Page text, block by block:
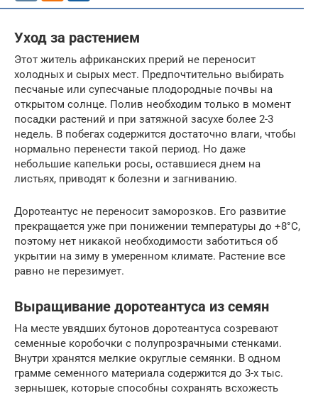
Уход за растением
Этот житель африканских прерий не переносит
холодных и сырых мест. Предпочтительно выбирать
песчаные или супесчаные плодородные почвы на
открытом солнце. Полив необходим только в момент
посадки растений и при затяжной засухе более 2-3
недель. В побегах содержится достаточно влаги, чтобы
нормально перенести такой период. Но даже
небольшие капельки росы, оставшиеся днем на
листьях, приводят к болезни и загниванию.
Доротеантус не переносит заморозков. Его развитие
прекращается уже при понижении температуры до +8°С,
поэтому нет никакой необходимости заботиться об
укрытии на зиму в умеренном климате. Растение все
равно не перезимует.
Выращивание доротеантуса из семян
На месте увядших бутонов доротеантуса созревают
семенные коробочки с полупрозрачными стенками.
Внутри хранятся мелкие округлые семянки. В одном
грамме семенного материала содержится до 3-х тыс.
зернышек, которые способны сохранять всхожесть